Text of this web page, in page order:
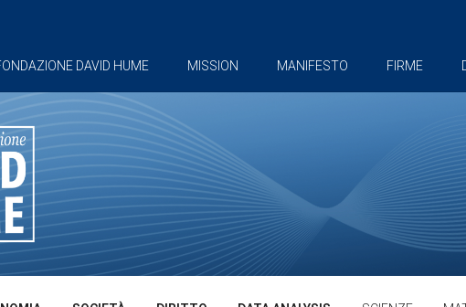
DAVID HUME MISSION MANIFESTO FIRME